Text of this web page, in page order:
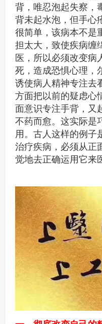
背，唯忍泡起失察，
背未起水泡，但手心
很简单，该病本不是
担太大，致使疾病缠
医，所以必须改变病
死，造成恐惧心理，
诱使病人精神专注去
方面把以前的疑虑心
面意识专注手背，又
不药而愈。这实际是
用。古人这样的例子
治疗疾病，必须从正
觉地去正确运用它来